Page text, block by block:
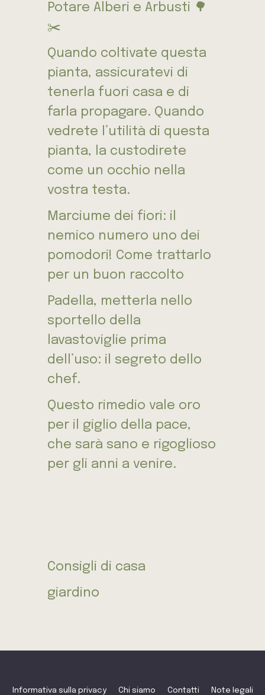
Potare Alberi e Arbusti 🌳
✂️
Quando coltivate questa
pianta, assicuratevi di
tenerla fuori casa e di
farla propagare. Quando
vedrete l’utilità di questa
pianta, la custodirete
come un occhio nella
vostra testa.
Marciume dei fiori: il
nemico numero uno dei
pomodori! Come trattarlo
per un buon raccolto
Padella, metterla nello
sportello della
lavastoviglie prima
dell’uso: il segreto dello
chef.
Questo rimedio vale oro
per il giglio della pace,
che sarà sano e rigoglioso
per gli anni a venire.
Consigli di casa
giardino
Informativa sulla privacy Chi siamo Contatti Note legali